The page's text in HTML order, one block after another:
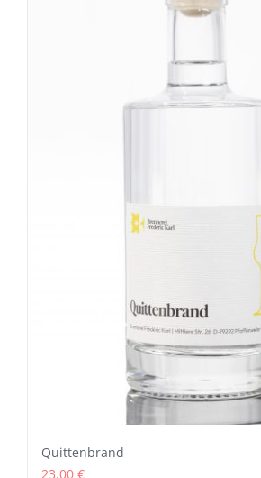
Quittenbrand
23,00 €